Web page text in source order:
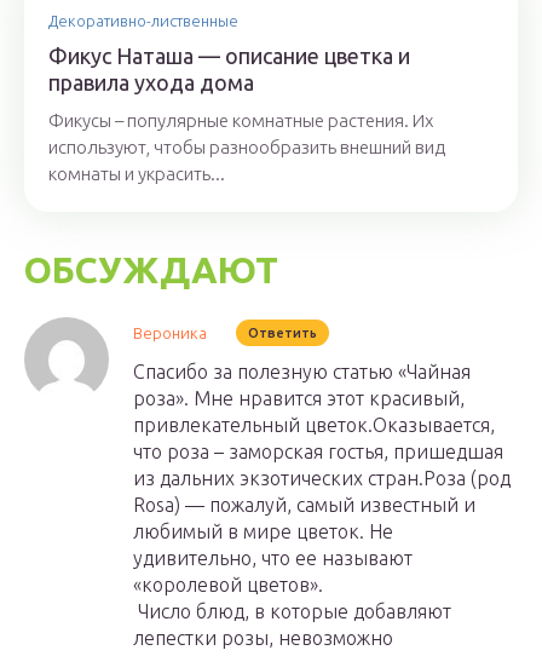
Декоративно-лиственные
Фикус Наташа — описание цветка и
правила ухода дома
Фикусы – популярные комнатные растения. Их
используют, чтобы разнообразить внешний вид
комнаты и украсить...
ОБСУЖДАЮТ
Вероника Ответить
Спасибо за полезную статью «Чайная
роза». Мне нравится этот красивый,
привлекательный цветок.Оказывается,
что роза – заморская гостья, пришедшая
из дальних экзотических стран.Роза (род
Rosa) — пожалуй, самый известный и
любимый в мире цветок. Не
удивительно, что ее называют
«королевой цветов».
Число блюд, в которые добавляют
лепестки розы, невозможно